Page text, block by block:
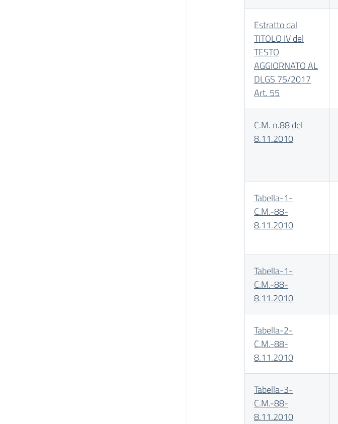
Estratto dal
TITOLO IV del
TESTO
AGGIORNATO AL
DLGS 75/2017
Art. 55
C.M. n.88 del
8.11.2010
Tabella-1-
C.M.-88-
8.11.2010
Tabella-1-
C.M.-88-
8.11.2010
Tabella-2-
C.M.-88-
8.11.2010
Tabella-3-
C.M.-88-
8.11.2010